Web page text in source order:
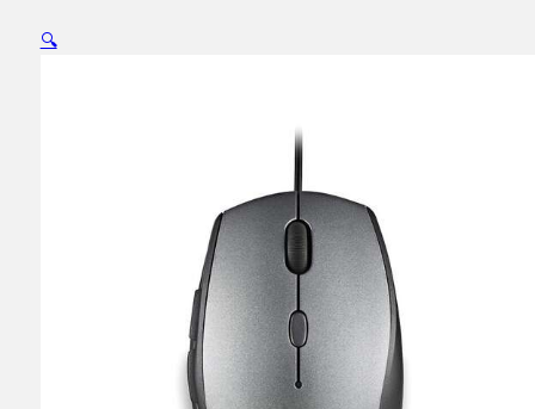
pulsanti – Per destrimani – Cavo da 1,80 m – Colore Grigio/
🔍